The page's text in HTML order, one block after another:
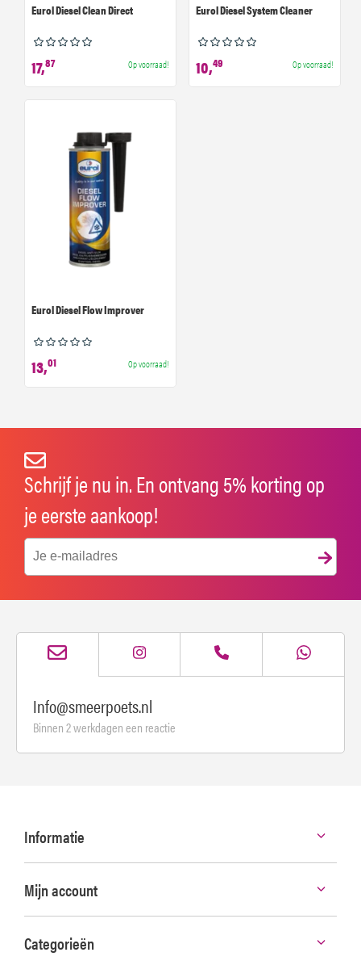
Eurol Diesel Clean Direct
17,87 Op voorraad!
Eurol Diesel System Cleaner
10,49 Op voorraad!
Eurol Diesel Flow Improver
13,01 Op voorraad!
Schrijf je nu in. En ontvang 5% korting op
je eerste aankoop!
Info@smeerpoets.nl
Binnen 2 werkdagen een reactie
Informatie
Mijn account
Categorieën